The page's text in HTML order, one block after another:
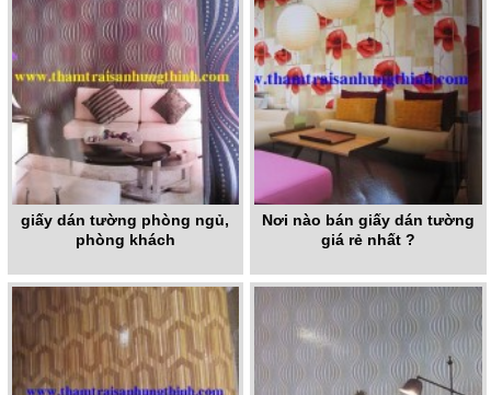
giấy dán tường phòng ngủ,
phòng khách
Nơi nào bán giấy dán tường
giá rẻ nhất ?